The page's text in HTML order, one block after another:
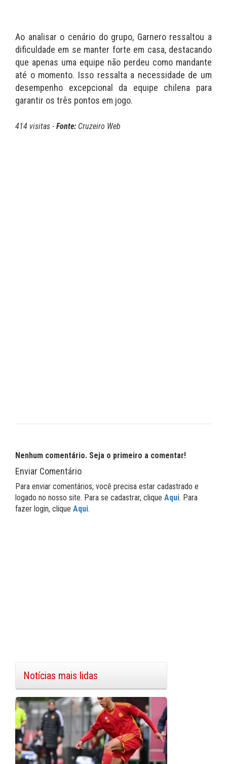
Ao analisar o cenário do grupo, Garnero ressaltou a
dificuldade em se manter forte em casa, destacando
que apenas uma equipe não perdeu como mandante
até o momento. Isso ressalta a necessidade de um
desempenho excepcional da equipe chilena para
garantir os três pontos em jogo.
414 visitas - Fonte: Cruzeiro Web
Nenhum comentário. Seja o primeiro a comentar!
Enviar Comentário
Para enviar comentários, você precisa estar cadastrado e
logado no nosso site. Para se cadastrar, clique Aqui. Para
fazer login, clique Aqui.
Notícias mais lidas